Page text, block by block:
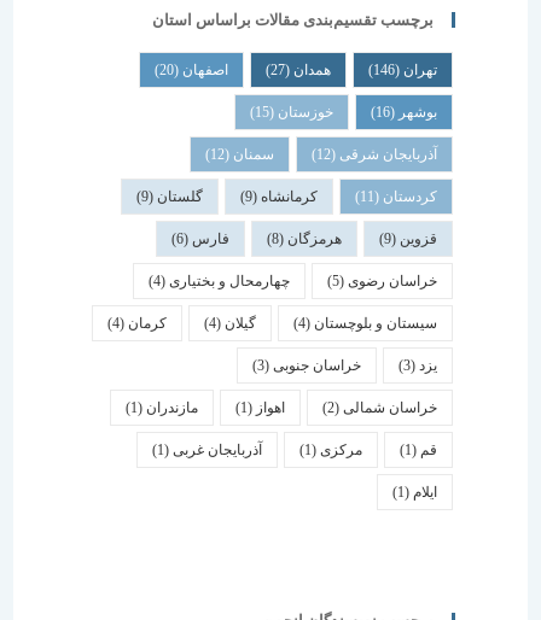
برچسب تقسیم‌بندی مقالات براساس استان
همدان اصفهان
خوزستان (15)
آذربایجان شرقی(12) سمنان
(11) کرمانشاه(9) گلستان
هرمزگان (8) فارس
خراسان رضوی(5) چهارمحال و بختیاری (4)
سیستان و بلوچستان(4) گیلان کرمان
خراسان جنوبی(3)
خراسان شمالی(2) اهواز مازندران (1)
مرکزی آذربایجان غربی(1)